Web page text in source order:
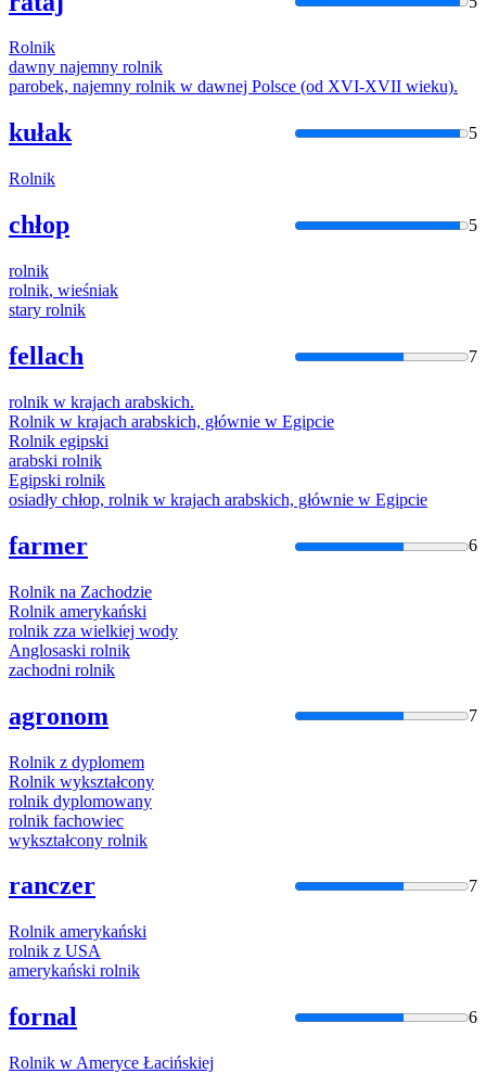
Rolnik
dawny najemny rolnik
parobek, najemny rolnik w dawnej Polsce (od XVI-XVII wieku).
kułak 5
Rolnik
chłop 5
rolnik
rolnik, wieśniak
stary rolnik
fellach 7
rolnik w krajach arabskich.
Rolnik w krajach arabskich, głównie w Egipcie
Rolnik egipski
arabski rolnik
Egipski rolnik
osiadły chłop, rolnik w krajach arabskich, głównie w Egipcie
farmer 6
Rolnik na Zachodzie
Rolnik amerykański
rolnik zza wielkiej wody
Anglosaski rolnik
zachodni rolnik
agronom 7
Rolnik z dyplomem
Rolnik wykształcony
rolnik dyplomowany
rolnik fachowiec
wykształcony rolnik
ranczer 7
Rolnik amerykański
rolnik z USA
amerykański rolnik
fornal 6
Rolnik w Ameryce Łacińskiej